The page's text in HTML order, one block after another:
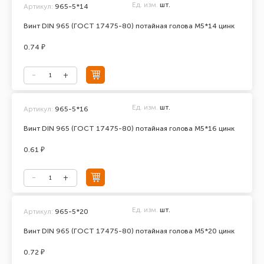
Винт DIN 965 (ГОСТ 17475-80) потайная голова М5*14 цинк
Артикул: 965-5*14 Ед. изм. шт.
0.74 ₽
Винт DIN 965 (ГОСТ 17475-80) потайная голова М5*16 цинк
Артикул: 965-5*16 Ед. изм. шт.
0.61 ₽
Винт DIN 965 (ГОСТ 17475-80) потайная голова М5*20 цинк
Артикул: 965-5*20 Ед. изм. шт.
0.72 ₽